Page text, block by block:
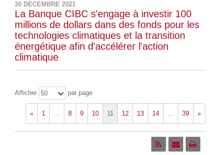
20 DÉCEMBRE 2021
La Banque CIBC s'engage à investir 100
millions de dollars dans des fonds pour les
technologies climatiques et la transition
énergétique afin d'accélérer l'action
climatique
Afficher 50 par page
« 1 … 8 9 10 11 12 13 14 … 39 »